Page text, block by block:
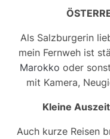
Als Salzburgerin
mein Fernweh ist
Marokko oder
mit Kamera,
Kleine
Auch kurze Reisen